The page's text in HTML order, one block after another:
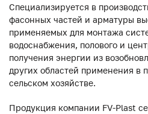
Специализируется в
фасонных частей и арматуры
применяемых для монтажа
водоснабжения, полового и
получения энергии из
других областей применения в
сельском хозяйстве.
Продукция компании FV-Plast